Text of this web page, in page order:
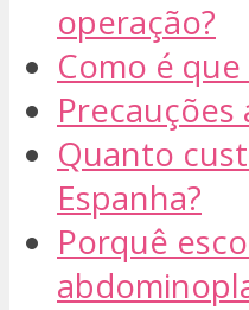
operação?
Como é
Quanto
Espanha?
Porquê